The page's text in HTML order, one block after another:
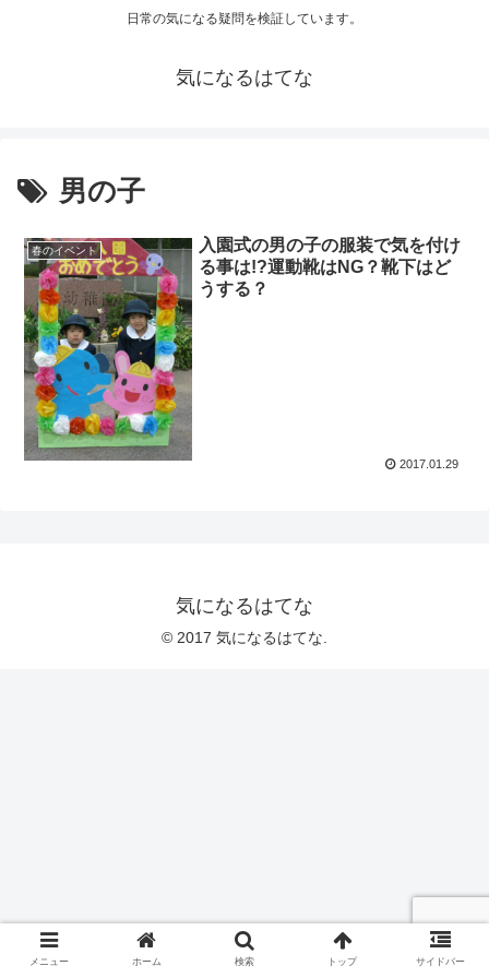
日常の気になる疑問を検証しています。
気になるはてな
男の子
春のイベント
入園式の男の子の服装で気を付け
る事は!?運動靴はNG？靴下はど
うする？
2017.01.29
気になるはてな
© 2017 気になるはてな.
メニュー ホーム 検索 トップ サイドバー